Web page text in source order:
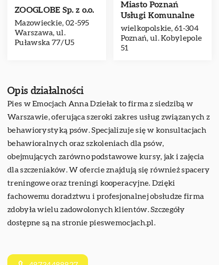
ZOOGLOBE Sp. z o.o.
Mazowieckie, 02-595
Warszawa, ul.
Puławska 77/U5
Miasto Poznań
Usługi Komunalne
wielkopolskie, 61-304
Poznań, ul. Kobylepole
51
Opis działalności
Pies w Emocjach Anna Dziełak to firma z siedzibą w
Warszawie, oferująca szeroki zakres usług związanych z
behawiorystyką psów. Specjalizuje się w konsultacjach
behawioralnych oraz szkoleniach dla psów,
obejmujących zarówno podstawowe kursy, jak i zajęcia
dla szczeniaków. W ofercie znajdują się również spacery
treningowe oraz treningi kooperacyjne. Dzięki
fachowemu doradztwu i profesjonalnej obsłudze firma
zdobyła wielu zadowolonych klientów. Szczegóły
dostępne są na stronie pieswemocjach.pl.